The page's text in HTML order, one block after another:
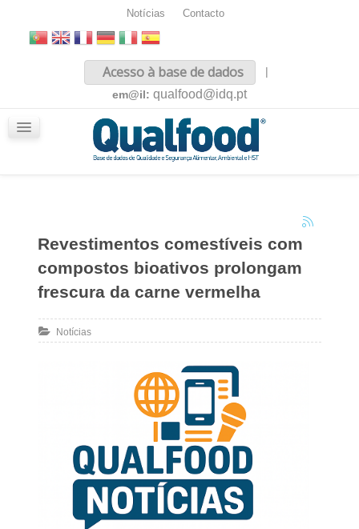
Notícias Contacto
Acesso à base de dados
|
em@il: qualfood@idq.pt
Revestimentos comestíveis com
compostos bioativos prolongam
frescura da carne vermelha
Notícias